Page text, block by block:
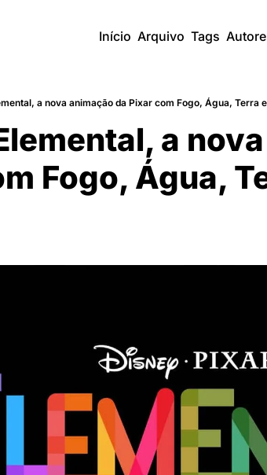
Início Arquivo Tags
a nova animação da Pixar com Fogo, Água, Terra
a
Fogo, Água,